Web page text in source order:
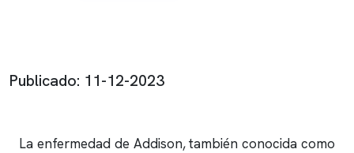
Publicado: 11-12-2023
La enfermedad de Addison, también conocida como